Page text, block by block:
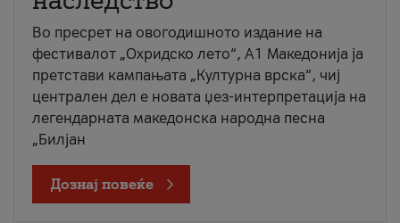
Во пресрет на овогодишното издание на
фестивалот „Охридско лето“, А1 Македонија ја
претстави кампањата „Културна врска“, чиј
централен дел е новата џез-интерпретација на
легендарната македонска народна песна
„Билјан
Дознај повеќе